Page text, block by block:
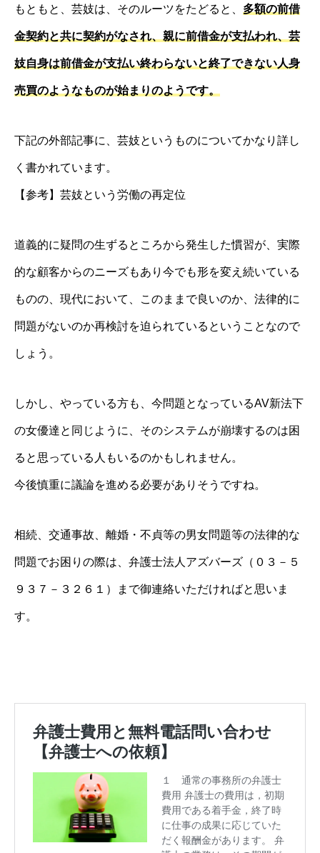
もともと、芸妓は、そのルーツをたどると、 多額の前借
金契約と共に契約がなされ、親に前借金が支払われ、芸
妓自身は前借金が支払い終わらないと終了できない人身
売買のようなものが始まりのようです。
下記の外部記事に、芸妓というものについてかなり詳し
く書かれています。
【参考】芸妓という労働の再定位
道義的に疑問の生ずるところから発生した慣習が、実際
的な顧客からのニーズもあり今でも形を変え続いている
ものの、現代において、このままで良いのか、法律的に
問題がないのか再検討を迫られているということなので
しょう。
しかし、やっている方も、今問題となっているAV新法下
の女優達と同じように、そのシステムが崩壊するのは困
ると思っている人もいるのかもしれません。
今後慎重に議論を進める必要がありそうですね。
相続、交通事故、離婚・不貞等の男女問題等の法律的な
問題でお困りの際は、弁護士法人アズバーズ（０３－５
９３７－３２６１）まで御連絡いただければと思いま
す。